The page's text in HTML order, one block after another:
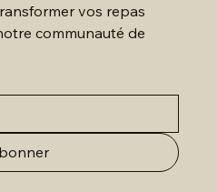
vos repas
communauté de